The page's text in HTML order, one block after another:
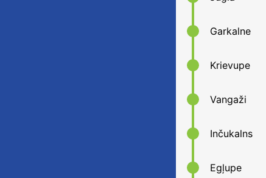
Garkalne
Krievupe
Vangaži
Inčukalns
Egļupe